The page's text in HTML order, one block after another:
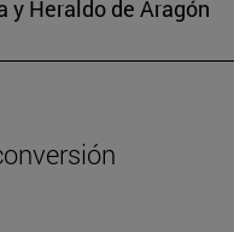
y Heraldo de Aragón